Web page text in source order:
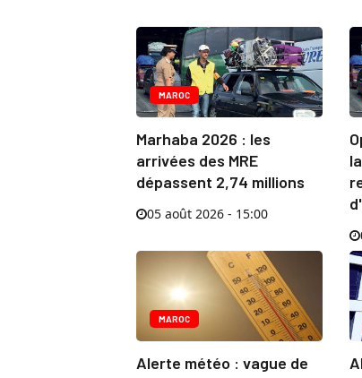
MAROC
Marhaba 2026 : les
arrivées des MRE
dépassent 2,74 millions
05 août 2026 - 15:00
MAROC
Alerte météo : vague de